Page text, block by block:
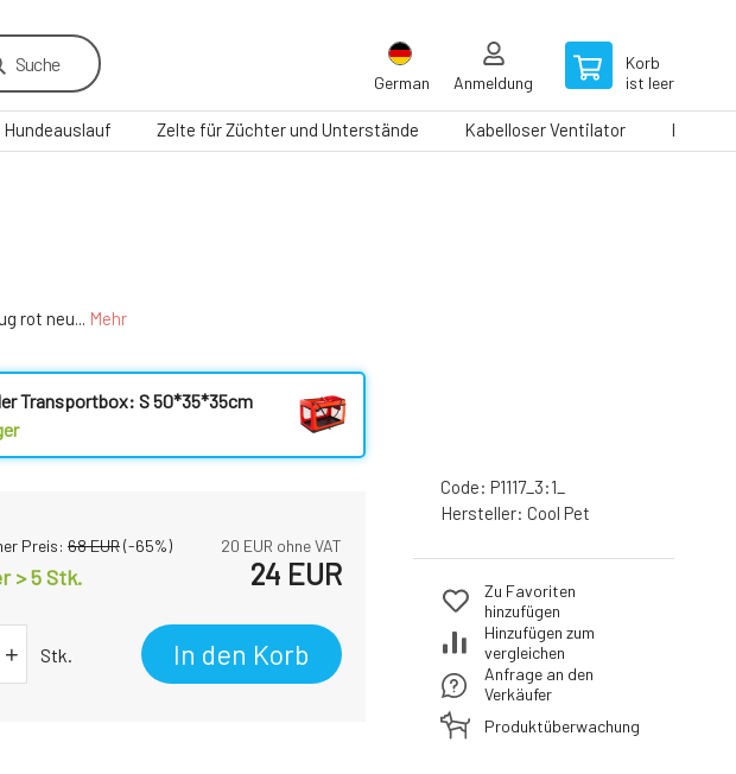
Suche
German Anmeldung
Korb
ist leer
Zelte für Züchter und Unterstände Kabelloser Ventilator
rot neu... Mehr
Transportbox: S 50*35*35cm
Preis: 68EUR(-65%) 20 EUR ohne VAT
> 5 Stk. 24 EUR
+ Stk. In den Korb
Code: P1117_3:1_
Hersteller: Cool Pet
Zu Favoriten
hinzufügen
Hinzufügen zum
vergleichen
Anfrage an den
Verkäufer
Produktüberwachung